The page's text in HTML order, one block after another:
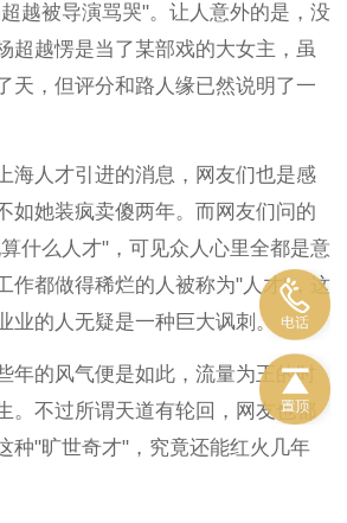
越被导演骂哭"。让人意外的是，没
超越愣是当了某部戏的大女主，虽
天，但评分和路人缘已然说明了一
人才引进的消息，网友们也是感
如她装疯卖傻两年。而网友们问的
什么人才"，可见众人心里全都是意
作都做得稀烂的人被称为"人才"，这
业的人无疑是一种巨大讽刺。
的风气便是如此，流量为王的时
。不过所谓天道有轮回，网友也都
种"旷世奇才"，究竟还能红火几年